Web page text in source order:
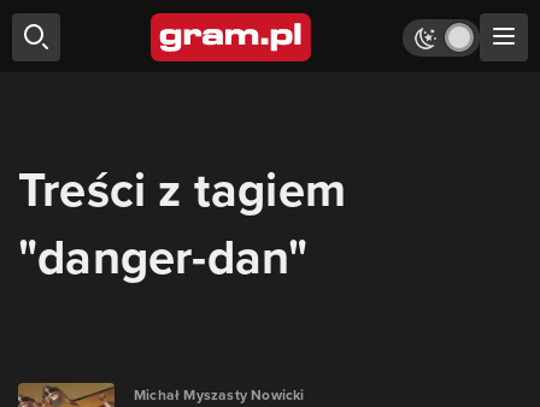
Treści z tagiem
"danger-dan"
Michał Myszasty Nowicki